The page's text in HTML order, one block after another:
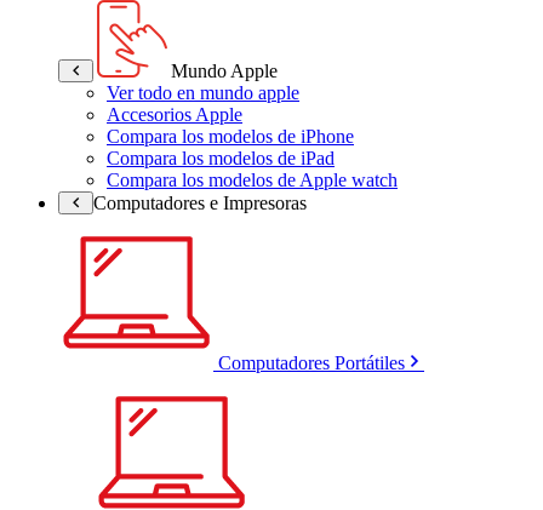
Mundo Apple
Ver todo en mundo apple
Accesorios Apple
Compara los modelos de iPhone
Compara los modelos de iPad
Compara los modelos de Apple watch
Computadores e Impresoras
Computadores Portátiles